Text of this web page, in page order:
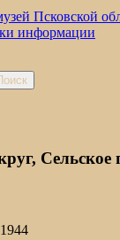
Псковской
информации
Сельское